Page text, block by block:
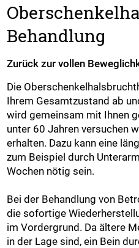
Behandlung
Zurück zur vollen
Die
Ihrem Gesamtzustand ab
wird gemeinsam mit Ihnen
unter 60 Jahren versuchen
erhalten. Dazu kann eine
zum Beispiel durch
Wochen nötig sein.
Bei der Behandlung von
die sofortige
im Vordergrund. Da ältere
in der Lage sind, ein Bein